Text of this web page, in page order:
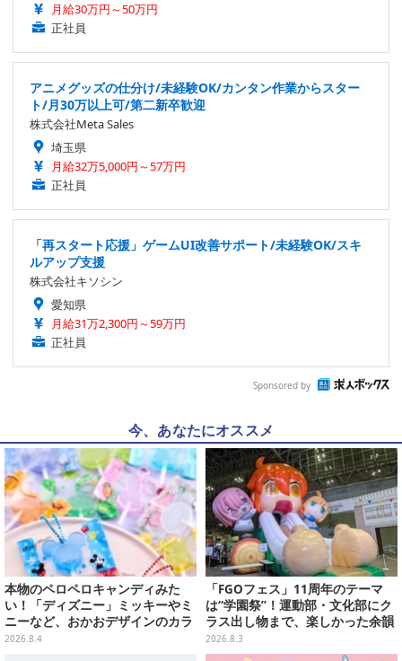
月給30万円～50万円
正社員
アニメグッズの仕分け/未経験OK/カンタン作業からスター
ト/月30万以上可/第二新卒歓迎
株式会社Meta Sales
埼玉県
月給32万5,000円～57万円
正社員
「再スタート応援」ゲームUI改善サポート/未経験OK/スキ
ルアップ支援
株式会社キソシン
愛知県
月給31万2,300円～59万円
正社員
Sponsored by
今、あなたにオススメ
本物のペロペロキャンディみた
い！「ディズニー」ミッキーやミ
ニーなど、おかおデザインのカラ
フルチャーム全10種が8月31日発
2026.8.4
「FGOフェス」11周年のテーマ
は“学園祭”！運動部・文化部にク
ラス出し物まで、楽しかった余韻
が残る思い出を写真たっぷりでお
届け【写真180枚】
2026.8.3